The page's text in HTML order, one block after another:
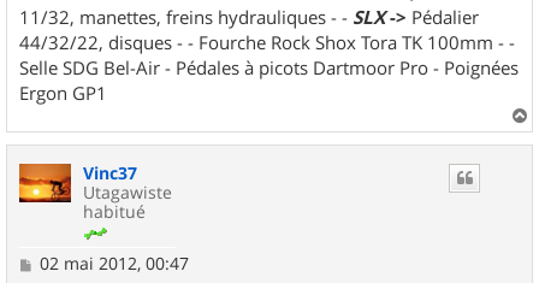
11/32, manettes, freins hydrauliques - - SLX-> Pédalier
44/32/22, disques - - Fourche Rock Shox Tora TK 100mm - -
Selle SDG Bel-Air - Pédales à picots Dartmoor Pro - Poignées
Ergon GP1
a
Vinc37
Utagawiste
habitué
M
02 mai 2012, 00:47